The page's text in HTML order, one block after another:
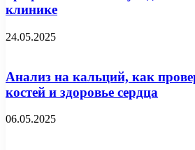
клинике
24.05.2025
Анализ на кальций, как
костей и здоровье сердца
06.05.2025